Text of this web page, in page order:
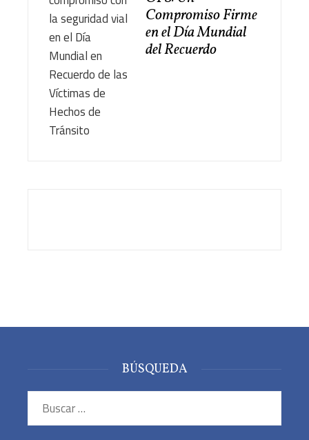
Compromiso Firme
en el Día Mundial
del Recuerdo
BÚSQUEDA